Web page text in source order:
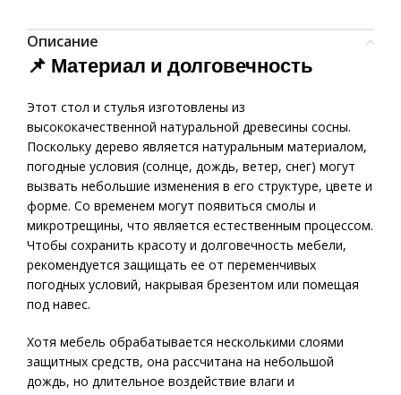
Описание
📌 Материал и долговечность
Этот стол и стулья изготовлены из
высококачественной натуральной древесины сосны.
Поскольку дерево является натуральным материалом,
погодные условия (солнце, дождь, ветер, снег) могут
вызвать небольшие изменения в его структуре, цвете и
форме. Со временем могут появиться смолы и
микротрещины, что является естественным процессом.
Чтобы сохранить красоту и долговечность мебели,
рекомендуется защищать ее от переменчивых
погодных условий, накрывая брезентом или помещая
под навес.
Хотя мебель обрабатывается несколькими слоями
защитных средств, она рассчитана на небольшой
дождь, но длительное воздействие влаги и